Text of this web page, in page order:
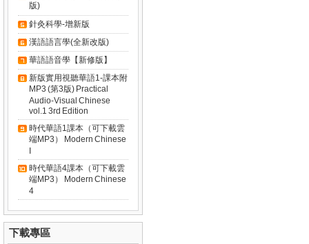
版)
針灸科學-增新版
漢語語言學(全新改版)
華語語音學【新修版】
新版實用視聽華語1-課本附
MP3 (第3版) Practical
Audio-Visual Chinese
vol.1 3rd Edition
時代華語1課本（可下載雲
端MP3） Modern Chinese
I
時代華語4課本（可下載雲
端MP3） Modern Chinese
4
下載專區